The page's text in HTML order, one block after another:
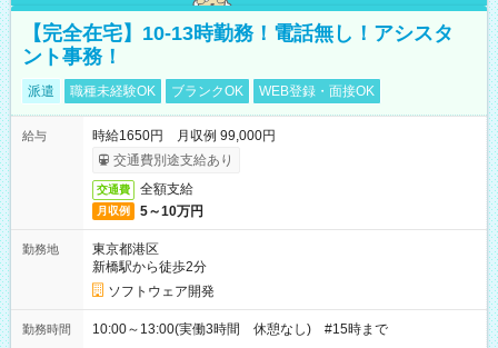
【完全在宅】10-13時勤務！電話無し！アシスタ
ント事務！
派遣 職種未経験OK ブランクOK WEB登録・面接OK
給与
時給1650円 月収例 99,000円
交通費別途支給あり
交通費 全額支給
月収例 5～10万円
勤務地
東京都港区
新橋駅から徒歩2分
ソフトウェア開発
勤務時間 10:00～13:00(実働3時間 休憩なし) #15時まで